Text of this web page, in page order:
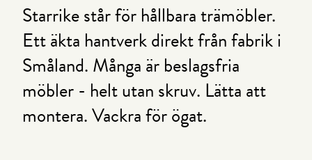
Starrike står för hållbara trämöbler.
Ett äkta hantverk direkt från fabrik i
Småland. Många är beslagsfria
möbler - helt utan skruv. Lätta att
montera. Vackra för ögat.